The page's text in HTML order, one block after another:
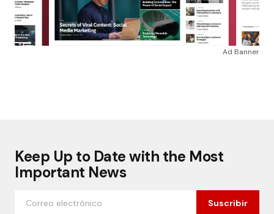
Ad Banner
Keep Up to Date with the Most
Important News
Suscribir